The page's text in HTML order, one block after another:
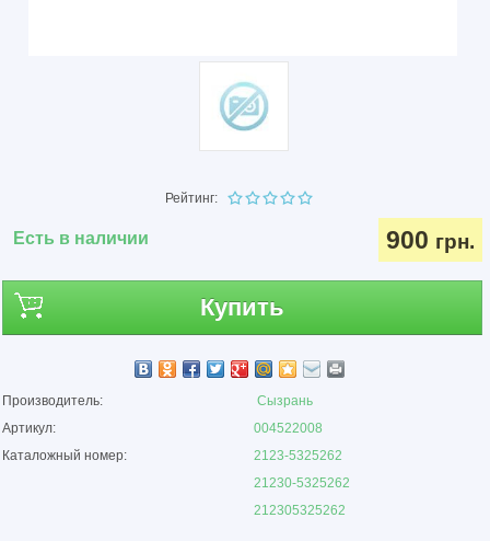
Рейтинг:
Есть в наличии 900 грн.
Купить
Производитель:
Сызрань
Артикул:
004522008
Каталожный номер:
2123-5325262
21230-5325262
212305325262